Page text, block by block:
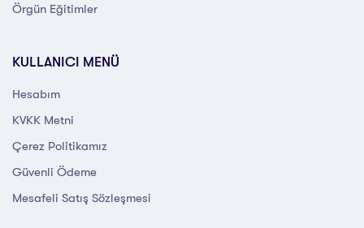
Örgün Eğitimler
KULLANICI MENÜ
Hesabım
KVKK Metni
Çerez Politikamız
Güvenli Ödeme
Mesafeli Satış Sözleşmesi